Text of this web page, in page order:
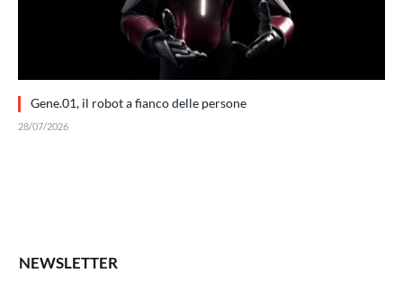
Gene.01, il robot a fianco delle persone
28/07/2026
NEWSLETTER